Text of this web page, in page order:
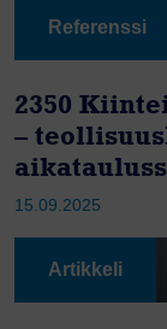
Referenssi
2350
–
15.09.2025
Artikkeli